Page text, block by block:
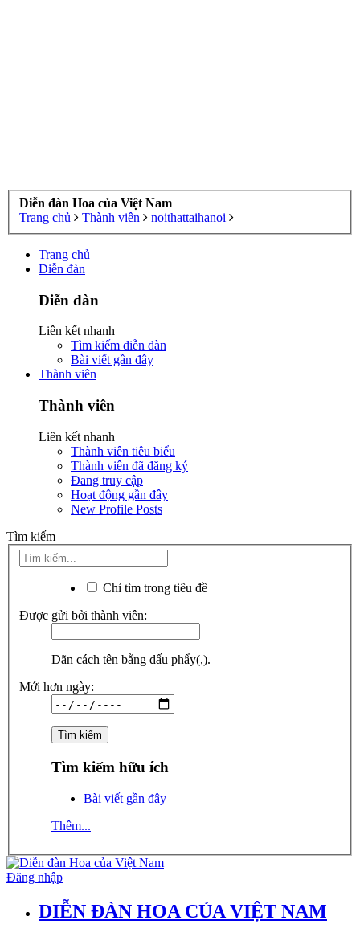
Diễn đàn Hoa của Việt Nam
Trang chủ
Thành viên noithattaihanoi
Trang chủ
Diễn đàn
Diễn đàn
Liên kết nhanh
Tìm kiếm diễn đàn
Bài viết gần đây
Thành viên
Thành viên
Liên kết nhanh
Thành viên tiêu biểu
Thành viên đã đăng ký
Đang truy cập
Hoạt động gần đây
New Profile Posts
Tìm kiếm
Chỉ tìm trong tiêu đề
Được gửi bởi thành viên:
Dãn cách tên bằng dấu phẩy(,).
Mới hơn ngày:
Tìm kiếm hữu ích
Bài viết gần đây
Thêm...
Đăng nhập
DIỄN ĐÀN HOA CỦA VIỆT NAM